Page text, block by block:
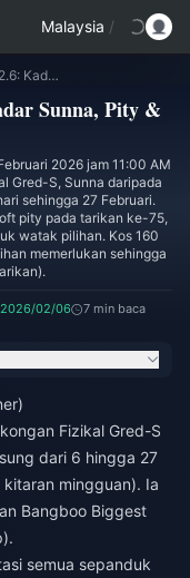
Malaysia /
Panduan Sepanduk ZZZ 2.6: Kadar Sunna, Pity & Jaminan
Sunna, Pity &
2026 jam 11:00 AM
Gred-S, Sunna daripada
sehingga 27 Februari.
pity pada tarikan ke-75,
watak pilihan. Kos 160
memerlukan sehingga
2026/02/06 7 min baca
Fizikal Gred-S
dari 6 hingga 27
mingguan). Ia
Bangboo Biggest
semua sepanduk